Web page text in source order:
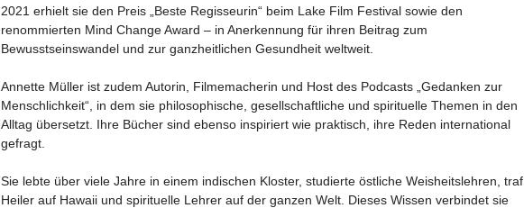
2021 erhielt sie den Preis „Beste Regisseurin“ beim Lake Film Festival sowie den
renommierten Mind Change Award – in Anerkennung für ihren Beitrag zum
Bewusstseinswandel und zur ganzheitlichen Gesundheit weltweit.
Annette Müller ist zudem Autorin, Filmemacherin und Host des Podcasts „Gedanken zur
Menschlichkeit“, in dem sie philosophische, gesellschaftliche und spirituelle Themen in den
Alltag übersetzt. Ihre Bücher sind ebenso inspiriert wie praktisch, ihre Reden international
gefragt.
Sie lebte über viele Jahre in einem indischen Kloster, studierte östliche Weisheitslehren, traf
Heiler auf Hawaii und spirituelle Lehrer auf der ganzen Welt. Dieses Wissen verbindet sie